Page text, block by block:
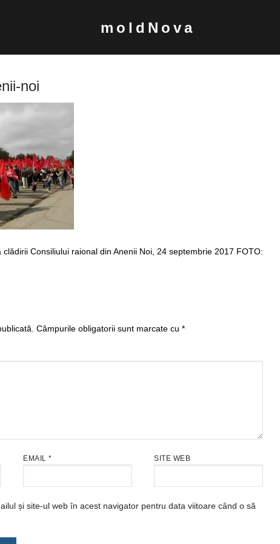
moldNova
noi
Consiliului raional din Anenii Noi, 24 septembrie 2017 FOTO:
Câmpurile obligatorii sunt marcate cu *
EMAIL * SITE WEB
și site-ul web în acest navigator pentru data viitoare când o să